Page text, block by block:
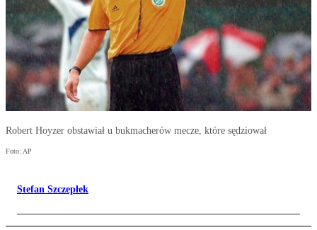
Robert Hoyzer obstawiał u bukmacherów mecze, które sędziował
Foto: AP
Stefan Szczepłek